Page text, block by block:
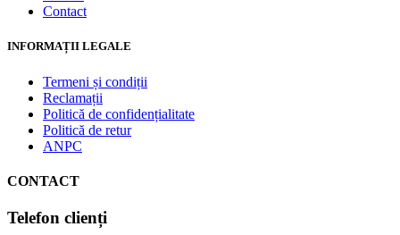
Contact
INFORMAȚII LEGALE
Termeni și condiții
Reclamații
Politică de confidențialitate
Politică de retur
ANPC
CONTACT
Telefon clienți